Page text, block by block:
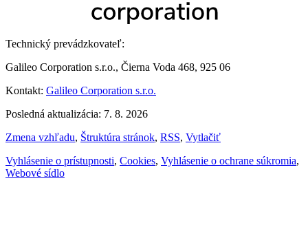
Technický prevádzkovateľ:
Galileo Corporation s.r.o., Čierna Voda 468, 925 06
Kontakt: Galileo Corporation s.r.o.
Posledná aktualizácia: 7. 8. 2026
Zmena vzhľadu, Štruktúra stránok, RSS, Vytlačiť
Vyhlásenie o prístupnosti, Cookies, Vyhlásenie o ochrane súkromia,
Webové sídlo